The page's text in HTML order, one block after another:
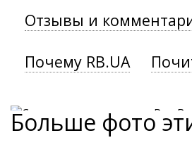
Отзывы и
Почему RB.UA
Больше фото